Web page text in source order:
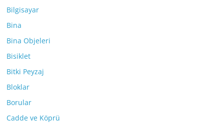
Bilgisayar
Bina
Bina Objeleri
Bisiklet
Bitki Peyzaj
Bloklar
Borular
Cadde ve Köprü